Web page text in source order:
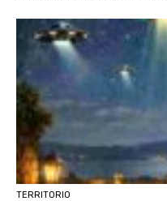
TERRITORIO